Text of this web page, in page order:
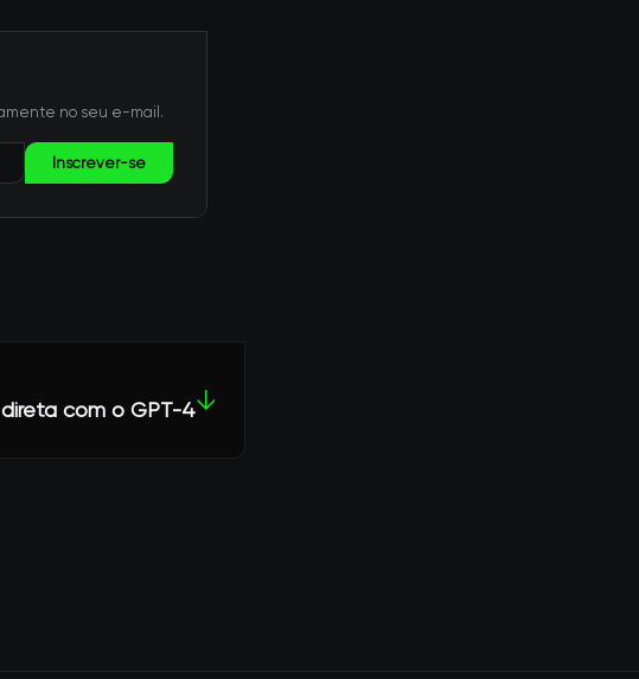
no seu e-mail.
Inscrever-se
com o GPT-4↓